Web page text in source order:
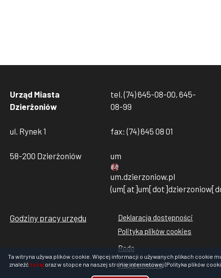
Ta witryna używa plików cookie. Więcej informacji o używanych plikach cookie
znaleźć tutajoraz w stopce na naszej stronie internetowej (Polityka plików
Urząd Miasta
Dzierżoniów
ul. Rynek 1
58-200 Dzierżoniów
tel. (74) 645-08-00, 645-
08-99
fax: (74) 645 08 01
um
um dzierzoniow. pl
Godziny pracy urzędu
Stopka
rodo
cookies
Deklaracja dostępności
Polityka plików cookies
Rodo
Mapa serwisu